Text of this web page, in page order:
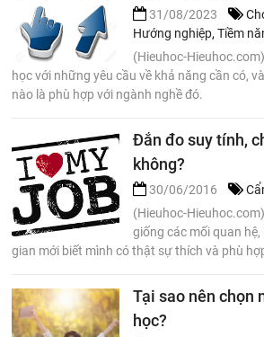
31/08/2023
Hướng nghiệp,Tiềm
(Hieuhoc-
học với những yêu cầu về khả năng cần có,
nào là phù hợp với ngành nghề đó.
Đắn đo suy tính,
không?
30/06/2016
(Hieuhoc-
giống các mối quan
gian mới biết mình có thật sự thích và phù
Tại sao nên chọn
học?